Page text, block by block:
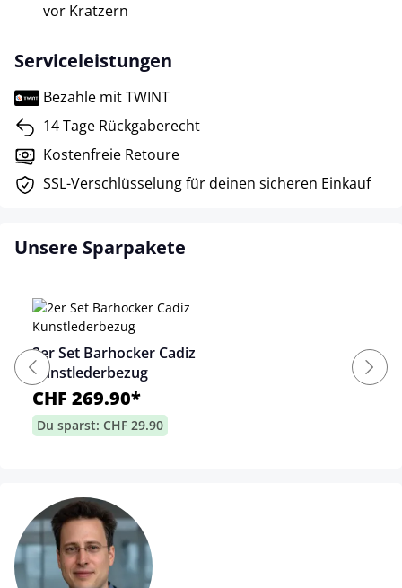
vor Kratzern
Serviceleistungen
Bezahle mit TWINT
14 Tage Rückgaberecht
Kostenfreie Retoure
SSL-Verschlüsselung für deinen sicheren Einkauf
Unsere Sparpakete
2er Set Barhocker Cadiz
Kunstlederbezug
CHF 269.90*
Du sparst: CHF 29.90